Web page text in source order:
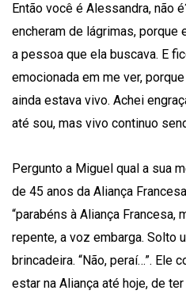
Então você é Alessandra, não
encheram de lágrimas, porque
a pessoa que ela buscava. E
emocionada em me ver,
ainda estava vivo. Achei
até sou, mas vivo continuo
Pergunto a Miguel qual a sua
de 45 anos da Aliança
“parabéns à Aliança Francesa,
repente, a voz embarga. Solto
brincadeira. “Não, peraí…”. Ele
estar na Aliança até hoje, de